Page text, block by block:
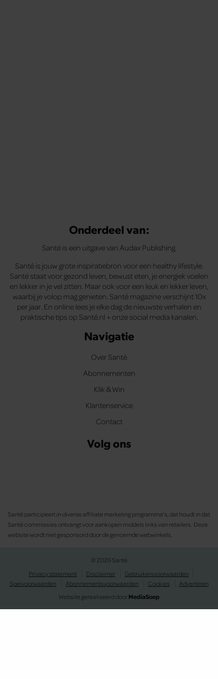
Onderdeel van:
Santé is een uitgave van Audax Publishing.
Santé is jouw grote inspiratiebron voor een healthy lifestyle.
Santé staat voor gezond leven, bewust eten, je energiek voelen
en lekker in je vel zitten. Maar ook voor een leuk en lekker leven,
waarbij je volop mag genieten. Santé magazine verschijnt 10x
per jaar. En online lees je elke dag de nieuwste verhalen en
praktische tips op Santé.nl + onze social media kanalen.
Navigatie
Over Santé
Abonnementen
Klik & Win
Klantenservice
Contact
Volg ons
Santé participeert in diverse affiliate marketing programma’s, dat houdt in dat
Santé commissies ontvangt voor aankopen middels links van retailers. Deze
website wordt niet gesponsord door de genoemde webwinkels.
© 2026 Santé
Privacy statement
Disclaimer
Gebruikersvoorwaarden
Spelvoorwaarden
Abonnementsvoorwaarden Cookies
Adverteren
Website gerealiseerd doorMediaSoep